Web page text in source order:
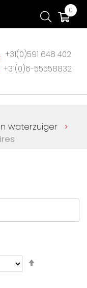
0
+31(0)591 648 402
+31(0)6-55558832
waterzuiger